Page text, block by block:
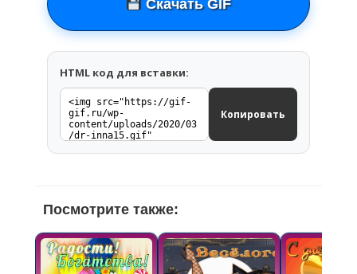
Скачать GIF
HTML код для вставки:
Копировать
Посмотрите также: